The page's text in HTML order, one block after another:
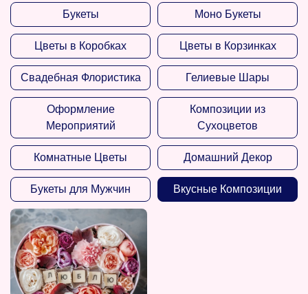
Букеты Моно Букеты
Цветы в Коробках Цветы в Корзинках
Свадебная Флористика Гелиевые Шары
Оформление
Мероприятий
Композиции из
Сухоцветов
Комнатные Цветы Домашний Декор
Букеты для Мужчин Вкусные Композиции